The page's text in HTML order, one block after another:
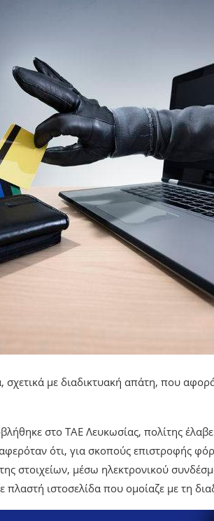
σχετικά με διαδικτυακή απάτη, που
στο ΤΑΕ Λευκωσίας, πολίτης
ότι, για σκοπούς επιστροφής
στοιχείων, μέσω ηλεκτρονικού
πλαστή ιστοσελίδα που ομοίαζε με τη